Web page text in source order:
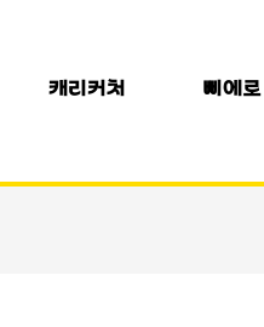
캐리커처 삐에로